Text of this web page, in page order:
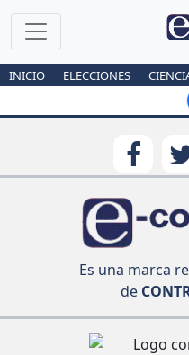
INICIO ELECCIONES
Es una marca
de